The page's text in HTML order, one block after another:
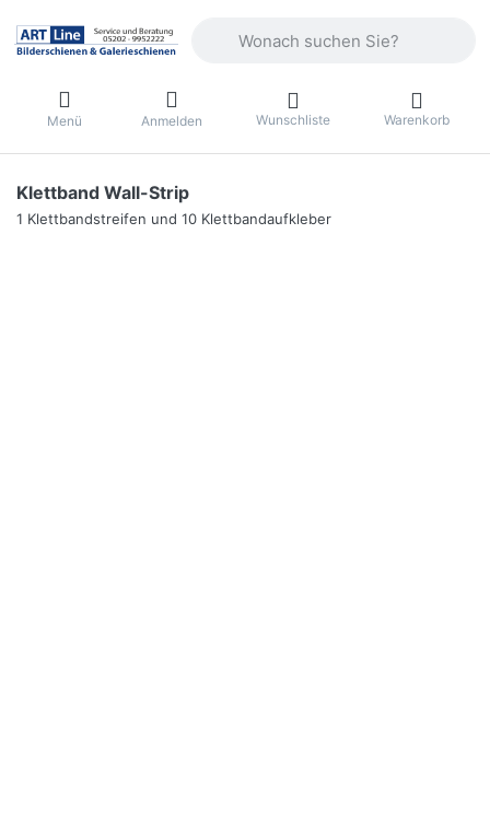
Menü Anmelden Wunschliste Warenkorb
Klettband Wall-Strip
1 Klettbandstreifen und 10 Klettbandaufkleber